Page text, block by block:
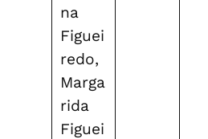
na
Figuei
redo,
Marga
rida
Figuei